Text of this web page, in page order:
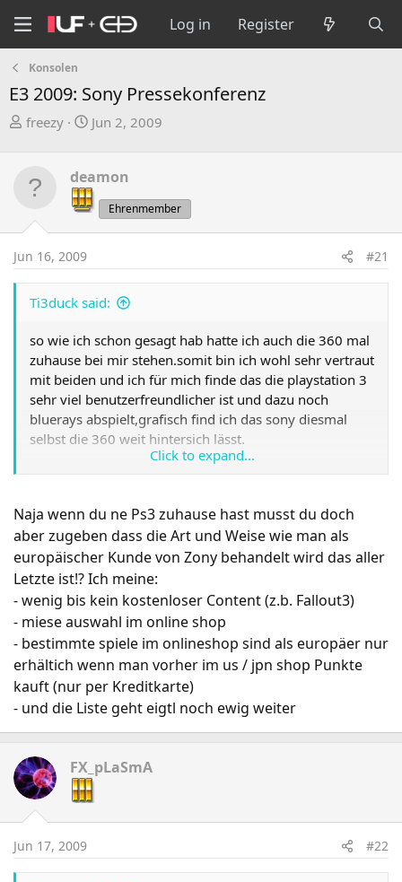
Log in Register
Konsolen
E3 2009: Sony Pressekonferenz
T
e
d
t
a
r
e
r
freezy
S
r
t
a
e
Jun 2, 2009
deamon
Ehrenmember
Jun 16, 2009 #21
Ti3duck said:
so wie ich schon gesagt hab hatte ich auch die 360 mal
zuhause bei mir stehen.somit bin ich wohl sehr vertraut
mit beiden und ich für mich finde das die playstation 3
sehr viel benutzerfreundlicher ist und dazu noch
bluerays abspielt,grafisch find ich das sony diesmal
selbst die 360 weit hintersich lässt.
die einzigen richtigen vorteile der xbox sehe ich z.b. im
eigentlich alle hochkarätigen blockbuster spiele werden
in zukunft eh auf beiden konsolen kommen bis auf
paar kleine ausnahmen.
Blueray>format der zukunft?
Click to expand...
Naja wenn du ne Ps3 zuhause hast musst du doch
aber zugeben dass die Art und Weise wie man als
europäischer Kunde von Zony behandelt wird das aller
Letzte ist!? Ich meine:
- wenig bis kein kostenloser Content (z.b. Fallout3)
- miese auswahl im online shop
- bestimmte spiele im onlineshop sind als europäer nur
erhältich wenn man vorher im us / jpn shop Punkte
kauft (nur per Kreditkarte)
- und die Liste geht eigtl noch ewig weiter
FX_pLaSmA
Jun 17, 2009 #22